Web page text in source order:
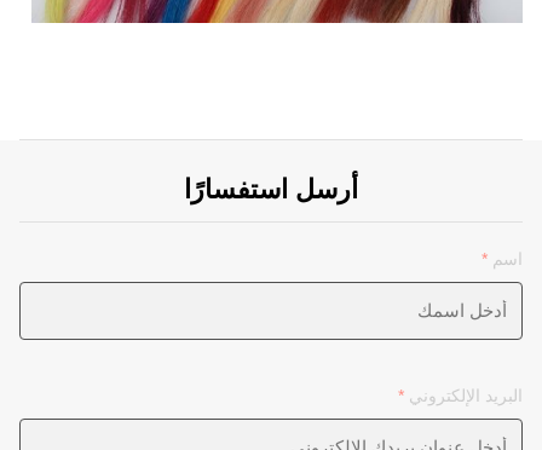
أرسل استفسارًا
اسم *
البريد الإلكتروني *